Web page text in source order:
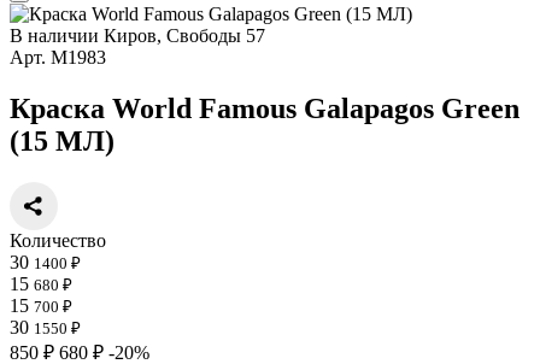
В наличии Киров, Свободы 57
Арт. М1983
Краска World Famous Galapagos Green
(15 МЛ)
Количество
30 1400 ₽
15 680 ₽
15 700 ₽
30 1550 ₽
850 ₽ 680 ₽ -20%